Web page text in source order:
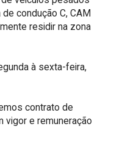
condução C, CAM
residir na zona
à sexta-feira,
contrato de
vigor e remuneração